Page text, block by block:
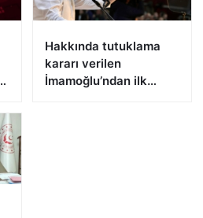
Hakkında tutuklama
kararı verilen
İmamoğlu’ndan ilk